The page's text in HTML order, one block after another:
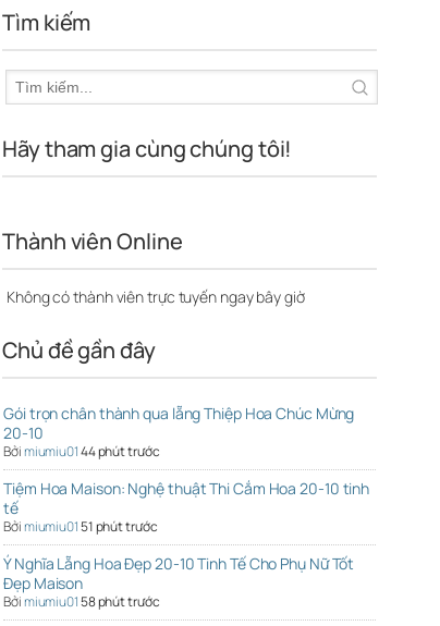
Tìm kiếm
Hãy tham gia cùng chúng tôi!
Thành viên Online
Không có thành viên trực tuyến ngay bây giờ
Chủ đề gần đây
Gói trọn chân thành qua lẵng Thiệp Hoa Chúc Mừng
20-10
Bởimiumiu0144 phút trước
Tiệm Hoa Maison: Nghệ thuật Thi Cắm Hoa 20-10 tinh
tế
Bởimiumiu0151 phút trước
Ý Nghĩa Lẵng Hoa Đẹp 20-10 Tinh Tế Cho Phụ Nữ Tốt
Đẹp Maison
Bởimiumiu0158 phút trước